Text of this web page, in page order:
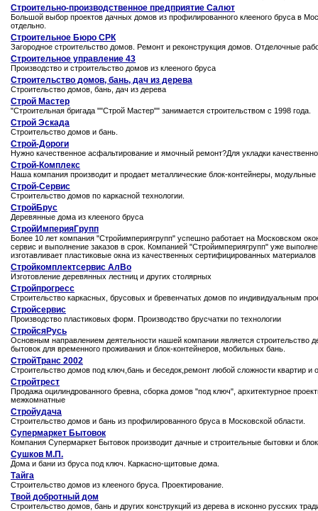
Строительно-производственное предприятие Салют
Большой выбор проектов дачных домов из профилированного клееного бруса в
отдельно.
Строительное Бюро СРК
Загородное строительство домов. Ремонт и реконструкция домов. Отделочные
Строительное управление 43
Производство и строительство домов из клееного бруса
Строительство домов, бань, дач из дерева
Строительство домов, бань, дач из дерева
Строй Мастер
"Строительная бригада ""Строй Мастер"" занимается строительством с 1998 года.
Строй Эскада
Строительство домов и бань.
Строй-Дороги
Нужно качественное асфальтирование и ямочный ремонт?Для укладки
Строй-Комплекс
Наша компания производит и продает металлические блок-контейнеры,
Строй-Сервис
Строительство домов по каркасной технологии.
СтройБрус
Деревянные дома из клееного бруса
СтройИмперияГрупп
Более 10 лет компания "Стройимпериягрупп" успешно работает на Московском
сервис и выполнение заказов в срок. Компанией "Стройимпериягрупп" уже
изготавливает пластиковые окна из качественных сертифицированных
Стройкомплектсервис АлВо
Изготовление деревянных лестниц и других столярных
Стройпрогресс
Строительство каркасных, брусовых и бревенчатых домов по индивидуальным
Стройсервис
Производство пластиковых форм. Производство брусчатки по технологии
СтройсяРусь
Основным направлением деятельности нашей компании является
бытовок для временного проживания и блок-контейнеров, мобильных бань.
СтройТранс 2002
Строительство домов под ключ,бань и беседок,ремонт любой сложности квартир и
Стройтрест
Продажа оцилиндрованного бревна, сборка домов "под ключ", архитектурное
межкомнатные
Стройудача
Строительство домов и бань из профилированного бруса в Московской области.
Супермаркет Бытовок
Компания Супермаркет Бытовок производит дачные и строительные бытовки и
Сушков М.П.
Дома и бани из бруса под ключ. Каркасно-щитовые дома.
Тайга
Строительство домов из клееного бруса. Проектирование.
Твой добротный дом
Строительство домов, бань и других конструкций из дерева в исконно русских